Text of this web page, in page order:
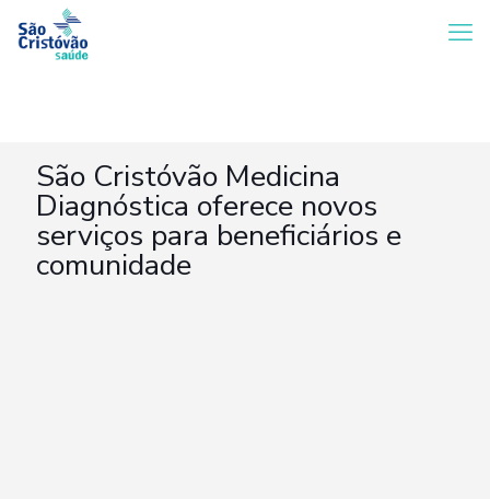
São Cristóvão Medicina
Diagnóstica oferece novos
serviços para beneficiários e
comunidade